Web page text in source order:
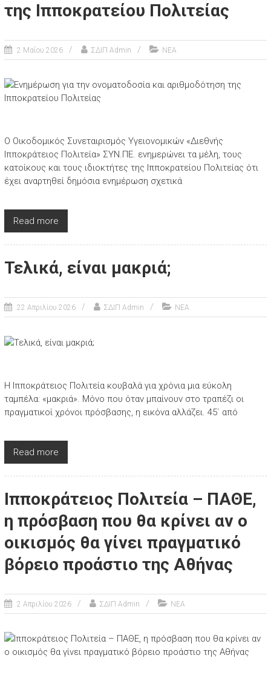
της Ιπποκρατείου Πολιτείας
2 Μαΐου 2026 ΣΔΙΠ Admin ΝΕΑ
Ο Οικοδομικός Συνεταιρισμός Υγειονομικών «Διεθνής
Ιπποκράτειος Πολιτεία» ΣΥΝ.ΠΕ. ενημερώνει τα μέλη, τους
κατοίκους και τους ιδιοκτήτες της Ιπποκρατείου Πολιτείας ότι
έχει αναρτηθεί δημόσια ενημέρωση σχετικά
Read more
Τελικά, είναι μακριά;
22 Απριλίου 2026 ΣΔΙΠ Admin ΝΕΑ
Η Ιπποκράτειος Πολιτεία κουβαλά για χρόνια μια εύκολη
ταμπέλα: «μακριά». Μόνο που όταν μπαίνουν στο τραπέζι οι
πραγματικοί χρόνοι πρόσβασης, η εικόνα αλλάζει. 45΄ από
Read more
Ιπποκράτειος Πολιτεία – ΠΑΘΕ,
η πρόσβαση που θα κρίνει αν ο
οικισμός θα γίνει πραγματικό
βόρειο προάστιο της Αθήνας
2 Απριλίου 2026 ΣΔΙΠ Admin ΝΕΑ